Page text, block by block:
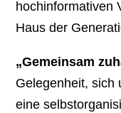
hochinformativen
Haus der
„Gemeinsam
Gelegenheit, sich
eine